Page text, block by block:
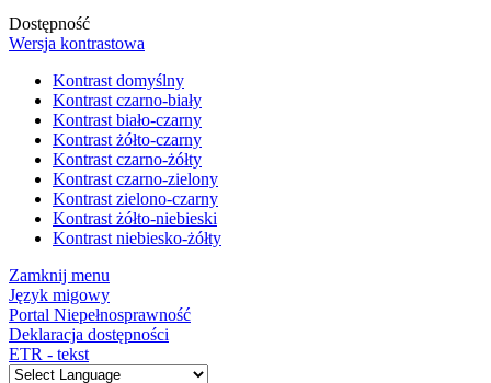
Dostępność
Wersja kontrastowa
Kontrast domyślny
Kontrast czarno-biały
Kontrast biało-czarny
Kontrast żółto-czarny
Kontrast czarno-żółty
Kontrast czarno-zielony
Kontrast zielono-czarny
Kontrast żółto-niebieski
Kontrast niebiesko-żółty
Zamknij menu
Język migowy
Portal Niepełnosprawność
Deklaracja dostępności
ETR - tekst